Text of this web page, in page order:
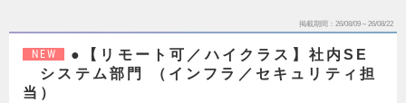
掲載期間 26/08/09～26/08/22
NEW
●【リモート可／ハイクラス】社内SE
システム部門 （インフラ／セキュリティ担
当）